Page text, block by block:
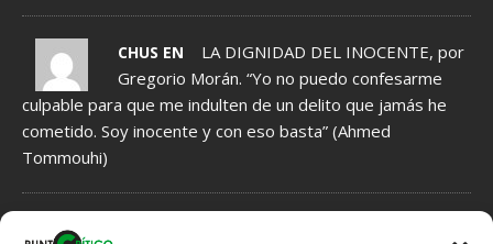
CHUS EN
LA DIGNIDAD DEL INOCENTE, por
Gregorio Morán. “Yo no puedo confesarme
culpable para que me indulten de un delito que jamás he
cometido. Soy inocente y con eso basta” (Ahmed
Tommouhi)
NORMAS DE MODERACIÓN DE COMENTARIOS